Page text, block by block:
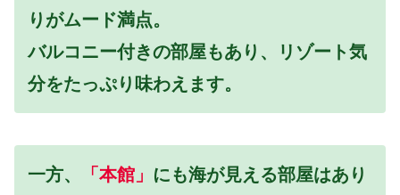
りがムード満点。
バルコニー付きの部屋もあり、リゾート気
分をたっぷり味わえます。
一方、 「本館」 にも海が見える部屋はあり